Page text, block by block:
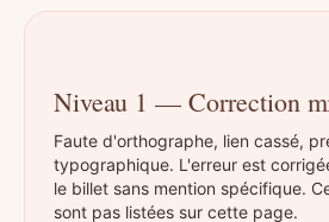
Niveau 1 — Correction
Faute d'orthographe, lien cassé,
typographique. L'erreur est
le billet sans mention spécifique.
sont pas listées sur cette page.